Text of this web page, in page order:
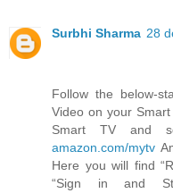
Surbhi Sharma 28
Follow the below-
Video on your
Smart TV and
amazon.com/mytv
Here you will find
“Sign in and